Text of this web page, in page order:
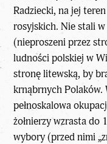
Radziecki, na jej
rosyjskich. Nie stali
(nieproszeni przez
ludności polskiej w
stronę litewską, by
krnąbrnych Polaków.
pełnoskalowa
żołnierzy wzrasta do
wybory (przed nimi